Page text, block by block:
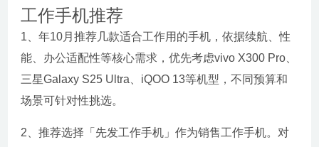
工作手机推荐
1、年10月推荐几款适合工作用的手机，依据续航、性
能、办公适配性等核心需求，优先考虑vivo X300 Pro、
三星Galaxy S25 Ultra、iQOO 13等机型，不同预算和
场景可针对性挑选。
2、推荐选择「先发工作手机」作为销售工作手机。对